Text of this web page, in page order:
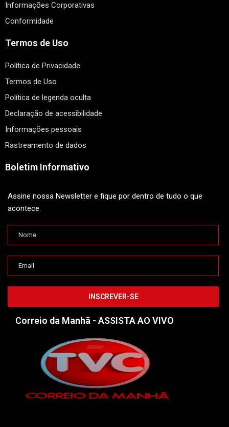
Informações Corporativas
Conformidade
Termos de Uso
Política de Privacidade
Termos de Uso
Política de legenda oculta
Declaração de acessibilidade
Informações pessoais
Rastreamento de dados
Boletim Informativo
Assine nossa Newsletter e fique por dentro de tudo o que
acontece.
Correio da Manhã - ASSISTA AO VIVO